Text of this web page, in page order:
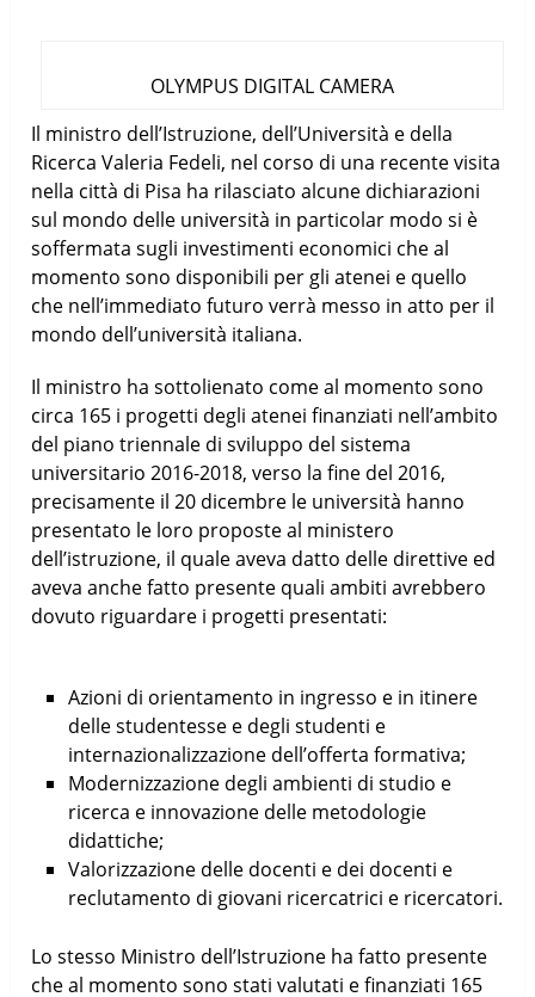
OLYMPUS DIGITAL CAMERA
Il ministro dell’Istruzione, dell’Università e della
Ricerca Valeria Fedeli, nel corso di una recente visita
nella città di Pisa ha rilasciato alcune dichiarazioni
sul mondo delle università in particolar modo si è
soffermata sugli investimenti economici che al
momento sono disponibili per gli atenei e quello
che nell’immediato futuro verrà messo in atto per il
mondo dell’università italiana.
Il ministro ha sottolienato come al momento sono
circa 165 i progetti degli atenei finanziati nell’ambito
del piano triennale di sviluppo del sistema
universitario 2016-2018, verso la fine del 2016,
precisamente il 20 dicembre le università hanno
presentato le loro proposte al ministero
dell’istruzione, il quale aveva datto delle direttive ed
aveva anche fatto presente quali ambiti avrebbero
dovuto riguardare i progetti presentati:
Azioni di orientamento in ingresso e in itinere
delle studentesse e degli studenti e
internazionalizzazione dell’offerta formativa;
Modernizzazione degli ambienti di studio e
ricerca e innovazione delle metodologie
didattiche;
Valorizzazione delle docenti e dei docenti e
reclutamento di giovani ricercatrici e ricercatori.
Lo stesso Ministro dell’Istruzione ha fatto presente
che al momento sono stati valutati e finanziati 165